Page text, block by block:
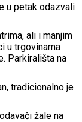
u petak odazvali
ali i manjim
u trgovinama
Parkirališta na
tradicionalno je
žale na